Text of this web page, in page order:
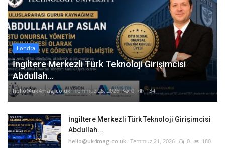
Londra
İngiltere Merkezli Türk Teknoloji Girişimcisi
Abdullah...
hello@uk4mag.co.uk Temmuz 25, 2026 0 134
İngiltere Merkezli Türk Teknoloji Girişimcisi
Abdullah...
hello@uk4mag.co.uk Temmuz 21, 2026 0 180